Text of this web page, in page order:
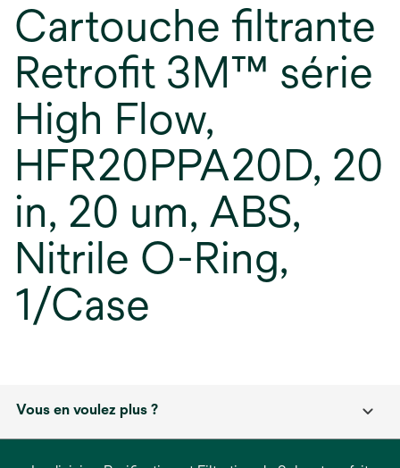
Cartouche filtrante
Retrofit 3M™ série
High Flow,
HFR20PPA20D, 20
in, 20 um, ABS,
Nitrile O-Ring,
1/Case
Vous en voulez plus ?